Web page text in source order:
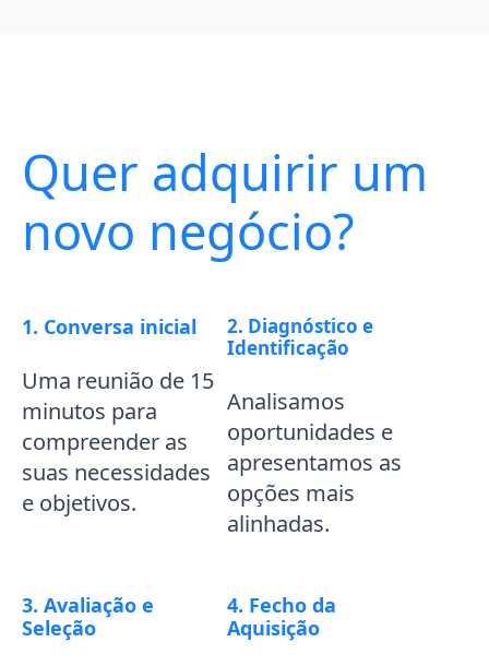
Quer adquirir um
novo negócio?
1. Conversa inicial
Uma reunião de 15
minutos para
compreender as
suas necessidades
e objetivos.
2. Diagnóstico e
Identificação
Analisamos
oportunidades e
apresentamos as
opções mais
alinhadas.
3. Avaliação e
Seleção
4. Fecho da
Aquisição